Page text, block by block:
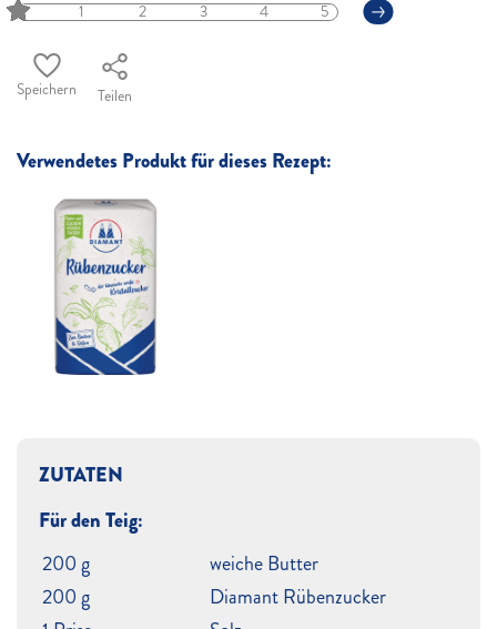
1 2 3 4 5
Speichern Teilen
Verwendetes Produkt für dieses Rezept:
ZUTATEN
Für den Teig:
200 g
weiche Butter
200 g
Diamant Rübenzucker